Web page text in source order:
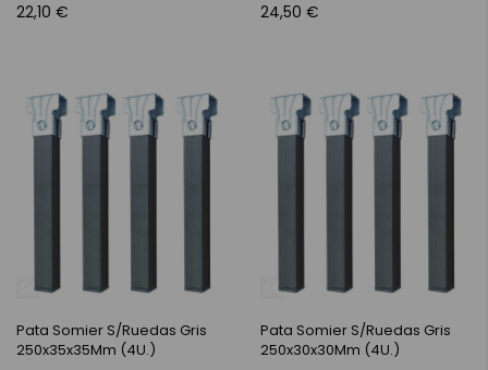
22,10 € 24,50 €
Pata Somier S/Ruedas Gris
250x35x35Mm (4U.)
Pata Somier S/Ruedas Gris
250x30x30Mm (4U.)